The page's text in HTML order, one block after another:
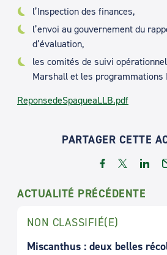
l’Inspection des finances,
l’envoi au gouvernement du
d’évaluation,
les comités de suivi
Marshall et les programmations
ReponsedeSpaqueaLLB.pdf
PARTAGER CETTE
ACTUALITÉ PRÉCÉDENTE
NON CLASSIFIÉ(E)
Miscanthus : deux belles